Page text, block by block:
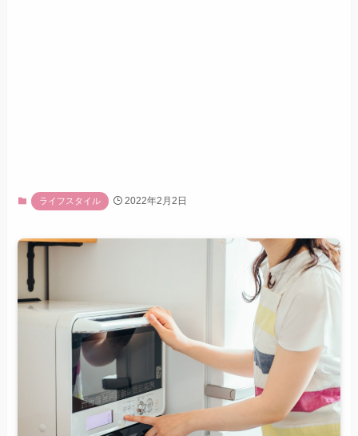
ライフスタイル 2022年2月2日